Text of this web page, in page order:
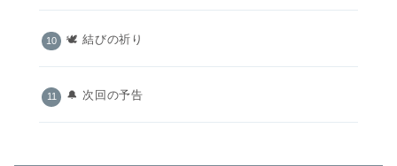
🕊️ 結びの祈り
🔔 次回の予告